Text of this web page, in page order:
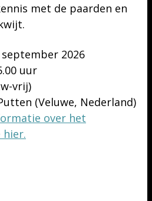
met de paarden en
2026
uur
vrij)
(Veluwe, Nederland)
over het
hier.